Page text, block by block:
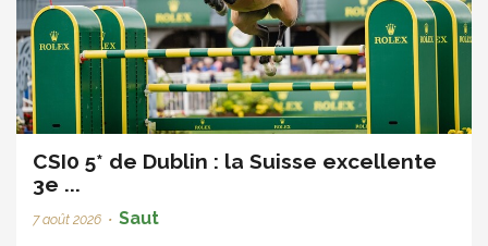
CSI0 5* de Dublin : la Suisse excellente
3e ...
7 août 2026 • Saut